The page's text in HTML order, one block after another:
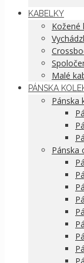
KABELKY
Kožené
Malé
PÁNSKA
Pánska
Pánska